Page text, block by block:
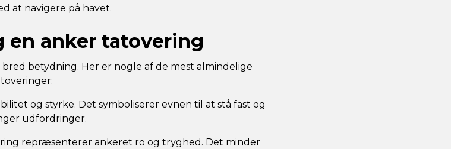
at navigere på havet.
en anker tatovering
betydning. Her er nogle af de mest almindelige
og styrke. Det symboliserer evnen til at stå fast og
udfordringer.
repræsenterer ankeret ro og tryghed. Det minder